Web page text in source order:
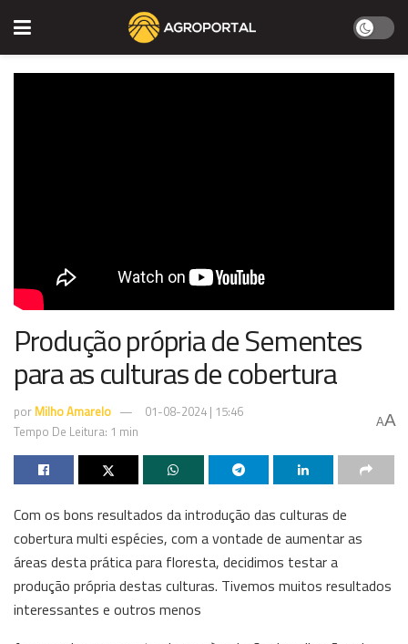
Produção própria de Sementes
para as culturas de cobertura
por Milho Amarelo
01-08-2024 | 15:46
Tempo De Leitura: 1 min
AA
Com os bons resultados da introdução das culturas de
cobertura multi espécies, com a vontade de aumentar as
áreas desta prática para floresta, decidimos testar a
produção própria destas culturas. Tivemos muitos resultados
interessantes e outros menos